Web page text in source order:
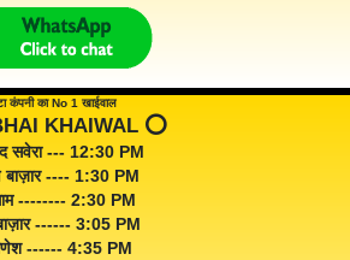
कंपनी का No 1 खाईवाल
KHAIWAL ⭕️
सवेरा --- 12:30 PM
बाज़ार ---- 1:30 PM
-------- 2:30 PM
------ 3:05 PM
------ 4:35 PM